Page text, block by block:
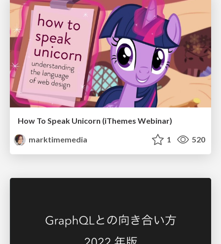
How To Speak Unicorn (iThemes Webinar)
marktimemedia
1 520